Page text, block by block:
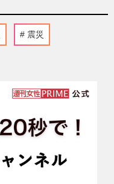
震災